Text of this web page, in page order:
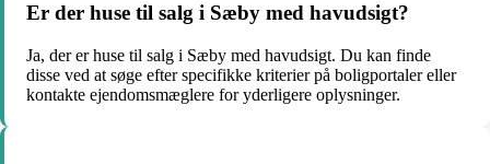
Er der huse til salg i Sæby med havudsigt?
Ja, der er huse til salg i Sæby med havudsigt. Du kan finde
disse ved at søge efter specifikke kriterier på boligportaler eller
kontakte ejendomsmæglere for yderligere oplysninger.